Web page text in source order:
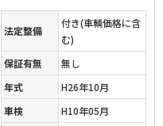
法定整備
付き(車輌価格に含
む)
保証有無
無し
年式
H26年10月
車検
H10年05月